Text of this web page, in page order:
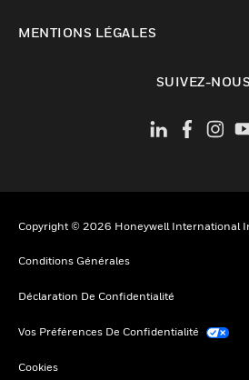
MENTIONS LÉGALES
SUIVEZ-NOUS
Copyright © 2026 Honeywell International
Conditions Générales
Déclaration De Confidentialité
Vos Préférences De Confidentialité
Cookies